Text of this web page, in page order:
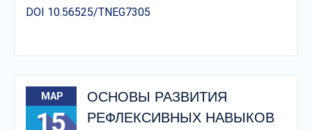
DOI 10.56525/TNEG7305
МАР
15
ОСНОВЫ РАЗВИТИЯ
РЕФЛЕКСИВНЫХ НАВЫКОВ